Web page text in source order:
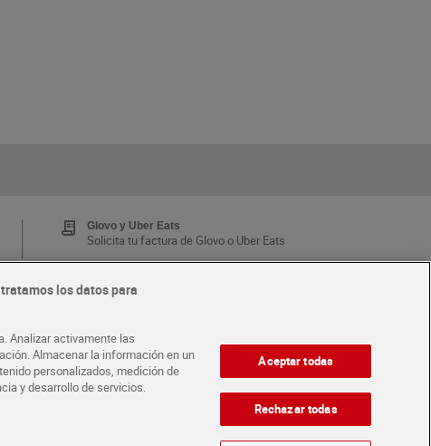
Glovo y Uber Eats
Solicita tu factura de Glovo o Uber Eats
¡Solicita tu tarjeta de crédito aquí!
los datos para
Analizar activamente las
Almacenar la información en un
personalizados, medición de
y desarrollo de servicios.
Aceptar todas
Rechazar todas